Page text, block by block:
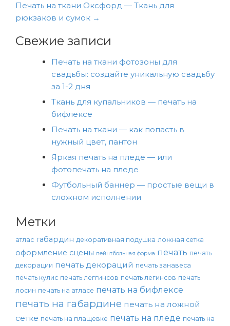
по
записям
Печать на ткани Оксфорд — Ткань для
рюкзаков и сумок →
Свежие записи
Печать на ткани фотозоны для
свадьбы: создайте уникальную свадьбу
за 1-2 дня
Ткань для купальников — печать на
бифлексе
Печать на ткани — как попасть в
нужный цвет, пантон
Яркая печать на пледе — или
фотопечать на пледе
Футбольный баннер — простые вещи в
сложном исполнении
Метки
атлас габардин декоративная подушка ложная сетка
оформление сцены пейнтбольная форма печать печать
декорации печать декораций печать занавеса
печать кулис печать леггинсов печать легинсов печать
лосин печать на атласе печать на бифлексе
печать на габардине печать на ложной
сетке печать на плащевке печать на пледе печать на